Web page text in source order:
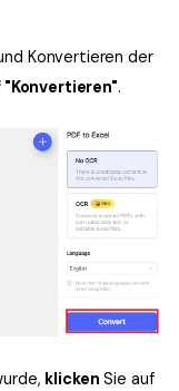
Konvertieren der
"Konvertieren".
klicken Sie auf